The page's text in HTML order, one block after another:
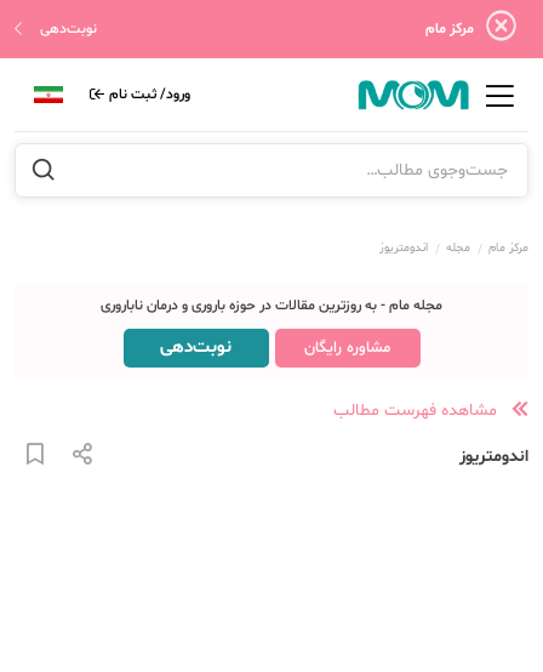
مرکز مام نوبت‌دهی
ورود/ ثبت نام
مرکز مام مجله اندومتریوز
مجله مام - به روزترین مقالات در حوزه باروری و درمان ناباروری
مشاوره رایگان نوبت‌دهی
مشاهده فهرست مطالب
اندومتریوز